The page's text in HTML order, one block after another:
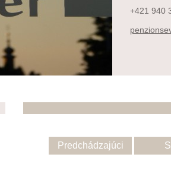
+421 940
penzions
Predchádzajúci